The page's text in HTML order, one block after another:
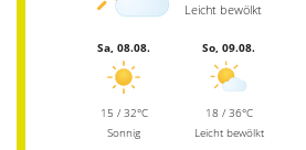
Leicht bewölkt
Sa, 08.08.
15 / 32°C
Sonnig
So, 09.08.
18 / 36°C
Leicht bewölkt